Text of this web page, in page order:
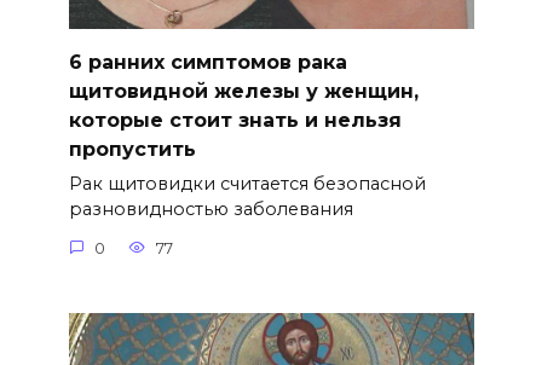
6 ранних симптомов рака
щитовидной железы у женщин,
которые стоит знать и нельзя
пропустить
Рак щитовидки считается безопасной
разновидностью заболевания
0 77